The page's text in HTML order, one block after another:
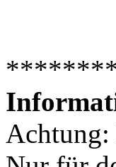
Achtung: